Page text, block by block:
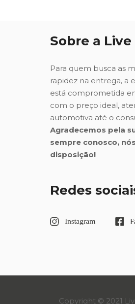
Sobre a Live
Para quem busca as
rapidez na entrega, a
está comprometida
com o preço ideal,
automotiva até o
Agradecemos pela
sempre conosco,
disposição!
Redes
Copyright © 2021